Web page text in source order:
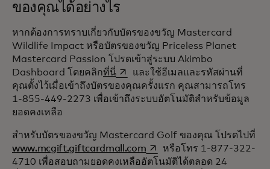
ของคุณได้อย่างไร‎
หากต้องการทราบเกี่ยวกับบัตรของขวัญ Mastercard
Wildlife Impact หรือบัตรของขวัญ Priceless Planet
Mastercard Passion โปรดเข้าสู่ระบบ Akimbo
Dashboard โดยคลิกที่นี่opens in a new tab
และใช้อีเมลและรหัสผ่านที่
คุณตั้งไว้เมื่อเข้าถึงบัตรของคุณครั้งแรก คุณสามารถโทร
1-855-449-2273 เพื่อเข้าถึงระบบอัตโนมัติสำหรับข้อมูล
ยอดคงเหลือ
สำหรับบัตรของขวัญ Mastercard Golf ของคุณ โปรดไปที่
www.mcgift.giftcardmall.comopens in a new tab
หรือโทร 1-877-322-
4710 เพื่อสอบถามยอดคงเหลืออัตโนมัติได้ตลอด 24